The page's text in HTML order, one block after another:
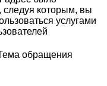
следуя которым, вы
услугами
обращения